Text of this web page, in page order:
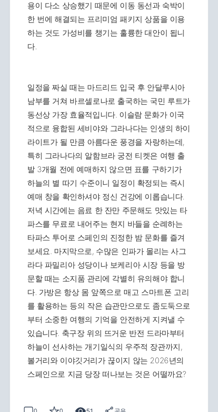
용이 다소 상승했기 때문에 이동 동선과 숙박이
한 번에 해결되는 프리미엄 패키지 상품을 이용
하는 것도 가성비를 챙기는 훌륭한 대안이 됩니
다.
일정을 짜실 때는 마드리드 입국 후 안달루시아
남부를 거쳐 바르셀로나로 출국하는 국민 루트가
동선상 가장 효율적입니다. 이슬람 문화가 이국
적으로 융합된 세비야와 그라나다는 인생의 하이
라이트가 될 만큼 아름다운 풍경을 자랑하는데,
특히 그라나다의 알함브라 궁전 티켓은 여행 출
발 3개월 전에 예매하지 않으면 표를 구하기가
하늘의 별 따기 수준이니 일정이 확정되는 즉시
예매 창을 확인하셔야 정신 건강에 이롭습니다.
저녁 시간에는 음료 한 잔만 주문해도 맛있는 타
파스를 무료로 내어주는 현지 바들을 순례하는
타파스 투어로 스페인의 진정한 밤 문화를 즐겨
보세요. 마지막으로, 수많은 인파가 몰리는 사그
라다 파밀리아 성당이나 보케리아 시장 등을 방
문할 때는 소지품 관리에 각별히 유의해야 합니
다. 가방은 항상 몸 앞쪽으로 매고 스마트폰 고리
를 활용하는 등의 작은 습관만으로도 좀도둑으로
부터 소중한 여행의 기억을 안전하게 지켜낼 수
있습니다. 축구장 위의 뜨거운 반전 드라마부터
하늘이 선사하는 개기일식의 우주적 장관까지,
볼거리와 이야깃거리가 끊이지 않는 2026년의
스페인으로 지금 당장 떠나보는 것은 어떨까요?